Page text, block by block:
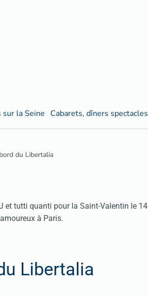
sur la Seine Cabarets, dîners spectacles
du Libertalia
Libertalia